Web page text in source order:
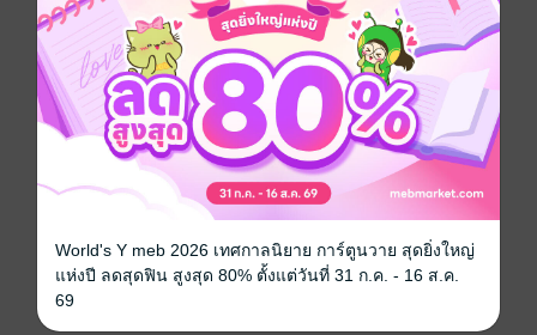
Boy love / Yaoi
ประเภทไฟล์ pdf, epub(สารบัญ)
วันที่วางขาย 31 สิงหาคม 2561
27 หน้า (≈ 5,397 คำ)
ราคาปก 50 บาท (ประหยัด 30%)
สนใจเวอร์ชันกระดาษ เชิญทางนี้!
World's Y meb 2026 เทศกาลนิยาย การ์ตูนวาย สุดยิ่งใหญ่
แห่งปี ลดสุดฟิน สูงสุด 80% ตั้งแต่วันที่ 31 ก.ค. - 16 ส.ค.
69